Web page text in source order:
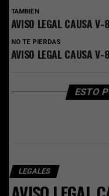
TAMBIEN
AVISO LEGAL CAUSA
NO TE PIERDAS
AVISO LEGAL CAUSA
ESTO
LEGALES